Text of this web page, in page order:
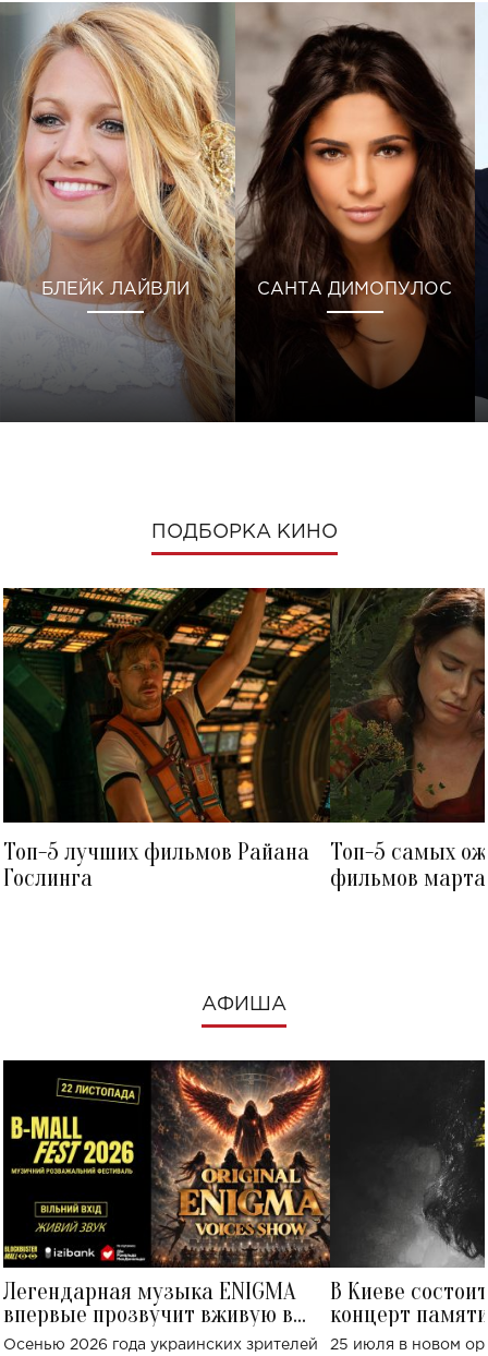
БЛЕЙК ЛАЙВЛИ САНТА ДИМОПУЛОС
ПОДБОРКА КИНО
Топ-5 лучших фильмов Райана
Гослинга
Топ-5 самых
фильмов
АФИША
Легендарная музыка ENIGMA
впервые прозвучит вживую в
Украине: где состоится концерт
Осенью 2026 года украинских зрителей
В Киеве
концерт
Клименко:
25 июля в новом